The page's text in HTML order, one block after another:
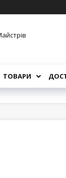
ТОВАРИ